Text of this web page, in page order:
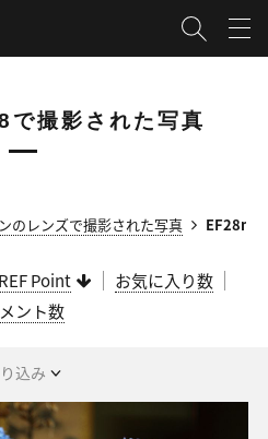
撮影された写真
のレンズで撮影された写真
Point
お気に入り数
ント数
込み